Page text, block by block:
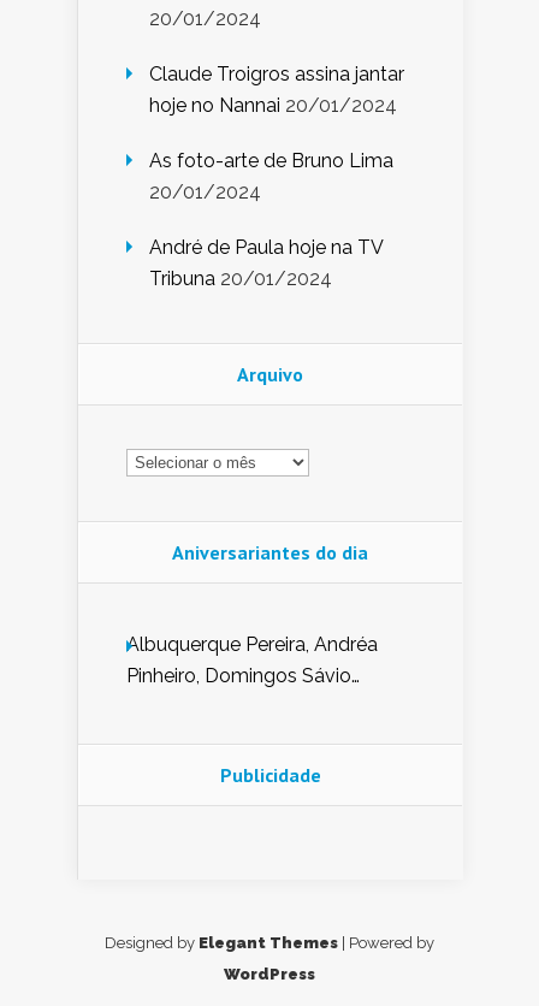
20/01/2024
Claude Troigros assina jantar
hoje no Nannai 20/01/2024
As foto-arte de Bruno Lima
20/01/2024
André de Paula hoje na TV
Tribuna 20/01/2024
Arquivo
Arquivo
Aniversariantes do dia
Albuquerque Pereira, Andréa
Pinheiro, Domingos Sávio
Nunes de Sena, Fátima Peixoto,
Glória Pereira, Kátia Mesel,
Publicidade
Designed by Elegant Themes | Powered by
WordPress